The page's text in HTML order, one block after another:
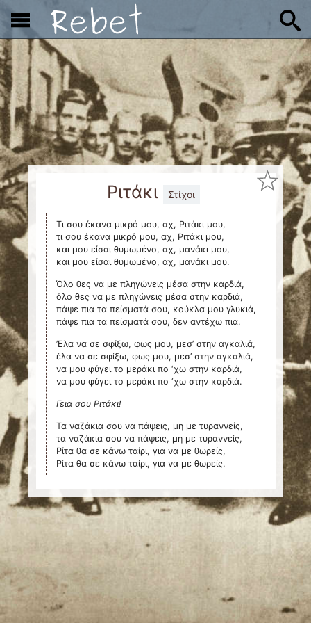
x
Ριτάκι Στίχοι
Τι σου έκανα μικρό μου, αχ, Ριτάκι μου,
τι σου έκανα μικρό μου, αχ, Ριτάκι μου,
και μου είσαι θυμωμένο, αχ, μανάκι μου,
και μου είσαι θυμωμένο, αχ, μανάκι μου.
Όλο θες να με πληγώνεις μέσα στην καρδιά,
όλο θες να με πληγώνεις μέσα στην καρδιά,
πάψε πια τα πείσματά σου, κούκλα μου γλυκιά,
πάψε πια τα πείσματά σου, δεν αντέχω πια.
’Ελα να σε σφίξω, φως μου, μεσ’ στην αγκαλιά,
έλα να σε σφίξω, φως μου, μεσ’ στην αγκαλιά,
να μου φύγει το μεράκι πο ‘χω στην καρδιά,
να μου φύγει το μεράκι πο ‘χω στην καρδιά.
Γεια σου Ριτάκι!
Τα ναζάκια σου να πάψεις, μη με τυραννείς,
τα ναζάκια σου να πάψεις, μη με τυραννείς,
Ρίτα θα σε κάνω ταίρι, για να με θωρείς,
Ρίτα θα σε κάνω ταίρι, για να με θωρείς.